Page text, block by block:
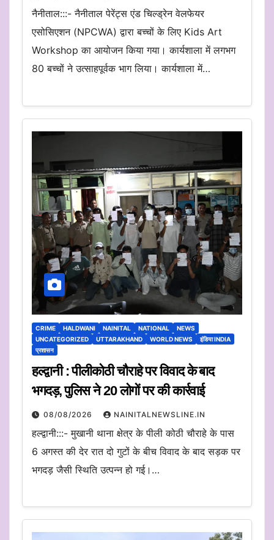
नैनीताल:::- नैनीताल पेरेंट्स एंड चिल्ड्रेन वेलफेयर
एसोसिएशन (NPCWA) द्वारा बच्चों के लिए Kids Art
Workshop का आयोजन किया गया। कार्यशाला में लगभग
80 बच्चों ने उत्साहपूर्वक भाग लिया। कार्यशाला में…
CRIME HALDWANI NAINITAL NATIONAL
NEWS
UNCATEGORIZED
UTTARAKHAND WORLD NEWS
इंडिया INDIA
प्रशासन
हल्द्वानी : पीलीकोठी चौराहे पर विवाद के बाद
भगदड़, पुलिस ने 20 लोगों पर की कार्रवाई
08/08/2026 NAINITALNEWSLINE.IN
हल्द्वानी:::- मुखानी थाना क्षेत्र के पीली कोठी चौराहे के पास
6 अगस्त की देर रात दो गुटों के बीच विवाद के बाद सड़क पर
भगदड़ जैसी स्थिति उत्पन्न हो गई।…